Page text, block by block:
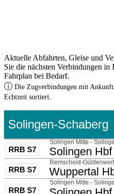
Aktuelle Abfahrten, Gleise und
Sie die nächsten Verbindungen
Fahrplan bei Bedarf.
ⓘ Die Zugverbindungen mit
Echtzeit sortiert.